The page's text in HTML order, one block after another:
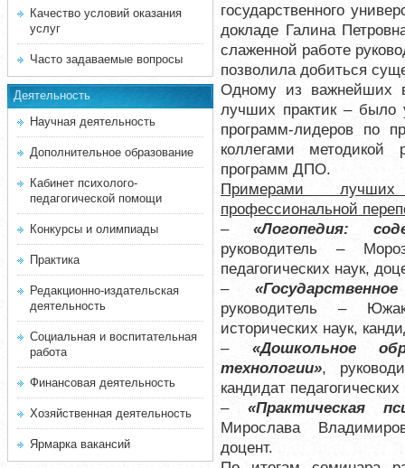
Качество условий оказания
услуг
Часто задаваемые вопросы
Деятельность
Научная деятельность
Дополнительное образование
Кабинет психолого-
педагогической помощи
Конкурсы и олимпиады
Практика
Редакционно-издательская
деятельность
Социальная и воспитательная
работа
Финансовая деятельность
Хозяйственная деятельность
Ярмарка вакансий
государственного
докладе Галина
слаженной работе
позволила добиться
Одному из важнейших
лучших практик – было
программ-лидеров по
коллегами методикой
программ ДПО.
Примерами
профессиональной
– «Логопедия:
руководитель –
педагогических наук,
–
руководитель –
исторических наук,
–
«Дошкольное
технологии»,
кандидат педагогических
– «Практическая
Мирослава
доцент.